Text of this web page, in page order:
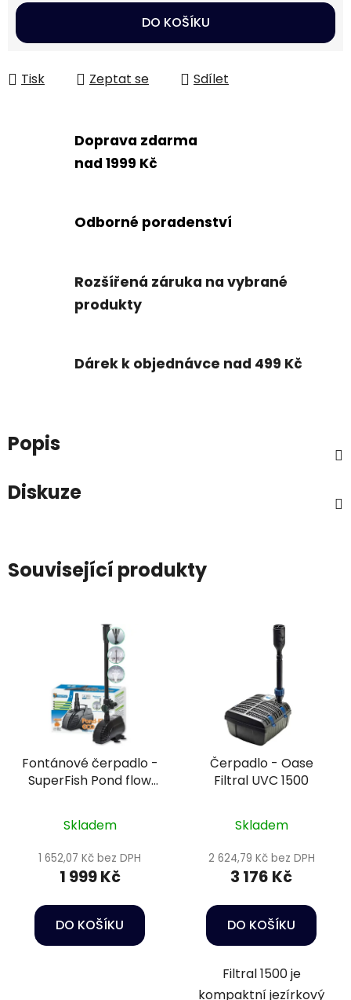
Měrná cena:
DO KOŠÍKU
Tisk Zeptat se Sdílet
Doprava zdarma
nad 1999 Kč
Odborné poradenství
Rozšířená záruka na vybrané
produkty
Dárek k objednávce nad 499 Kč
Popis
Diskuze
Související produkty
Fontánové čerpadlo -
SuperFish Pond flow
Skladem
1 652,07 Kč bez DPH
1 999 Kč
DO KOŠÍKU
Čerpadlo - Oase
Filtral UVC 1500
Skladem
2 624,79 Kč bez DPH
3 176 Kč
DO KOŠÍKU
Filtral 1500 je
kompaktní jezírkový